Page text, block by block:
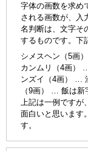
字体の画数を求め
される画数が、入
名判断は、文字そ
するものです。下
シメスヘン（5画
カンムリ（4画）
ンズイ（4画） …
（9画） … 飯は新
上記は一例です
面白いと思います
す。